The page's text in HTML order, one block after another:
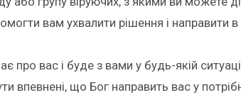
вам ухвалити рішення і направити в
про вас і буде з вами у будь-якій
впевнені, що Бог направить вас у